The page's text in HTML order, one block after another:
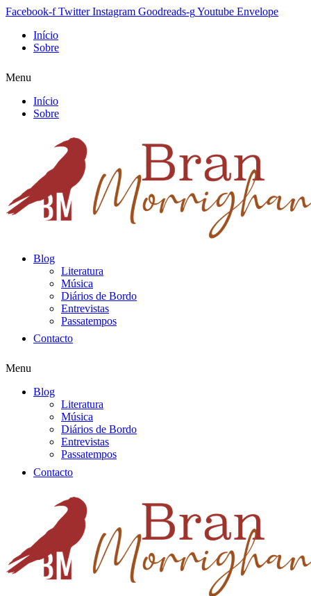
Facebook-f Twitter Instagram Goodreads-gYoutube Envelope
Início
Sobre
Menu
Início
Sobre
Blog
Literatura
Música
Diários de Bordo
Entrevistas
Passatempos
Contacto
Menu
Blog
Literatura
Música
Diários de Bordo
Entrevistas
Passatempos
Contacto